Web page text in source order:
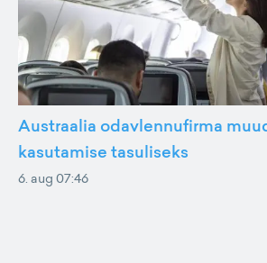
Austraalia odavlennufirma
kasutamise tasuliseks
6. aug 07:46